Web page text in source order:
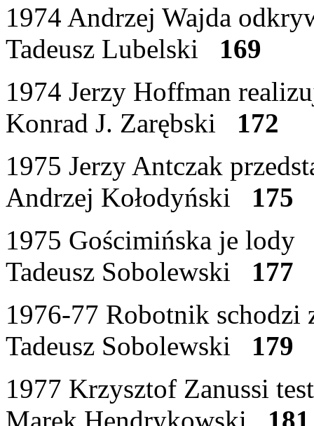
1974 Andrzej Wajda
Tadeusz Lubelski 169
1974 Jerzy Hoffman
Konrad J. Zarębski
172
1975 Jerzy Antczak
Andrzej Kołodyński 175
1975 Gościmińska je lody
Tadeusz Sobolewski 177
1976-77 Robotnik schodzi
Tadeusz Sobolewski
179
1977 Krzysztof Zanussi